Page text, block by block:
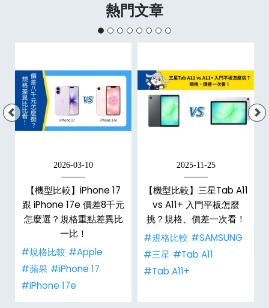
熱門文章
2026-03-10
【機型比較】iPhone 17
跟 iPhone 17e 價差8千元
怎麼選？規格重點差異比
一比！
#規格比較 #Apple
#蘋果 #iPhone 17
#iPhone 17e
2025-11-25
【機型比較】三星Tab A11
vs A11+ 入門平板怎麼
挑？規格、價差一次看！
#規格比較 #SAMSUNG
#三星 #Tab A11
#Tab A11+